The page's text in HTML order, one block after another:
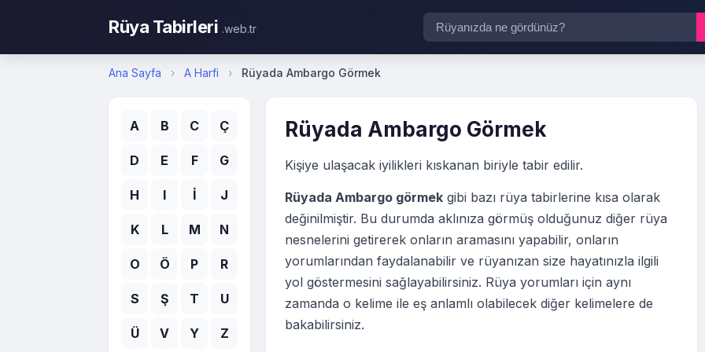
Rüya Tabirleri .web.tr
Ana Sayfa › A Harfi › Rüyada Ambargo Görmek
A B C Ç
D E F G
H I İ J
K L M N
O Ö P R
S Ş T U
Ü V Y Z
Rüyada Ambargo Görmek
Kişiye ulaşacak iyilikleri kıskanan biriyle tabir edilir.
Rüyada Ambargo görmek gibi bazı rüya tabirlerine kısa olarak
değinilmiştir. Bu durumda aklınıza görmüş olduğunuz diğer rüya
nesnelerini getirerek onların aramasını yapabilir, onların
yorumlarından faydalanabilir ve rüyanızan size hayatınızla ilgili
yol göstermesini sağlayabilirsiniz. Rüya yorumları için aynı
zamanda o kelime ile eş anlamlı olabilecek diğer kelimelere de
bakabilirsiniz.